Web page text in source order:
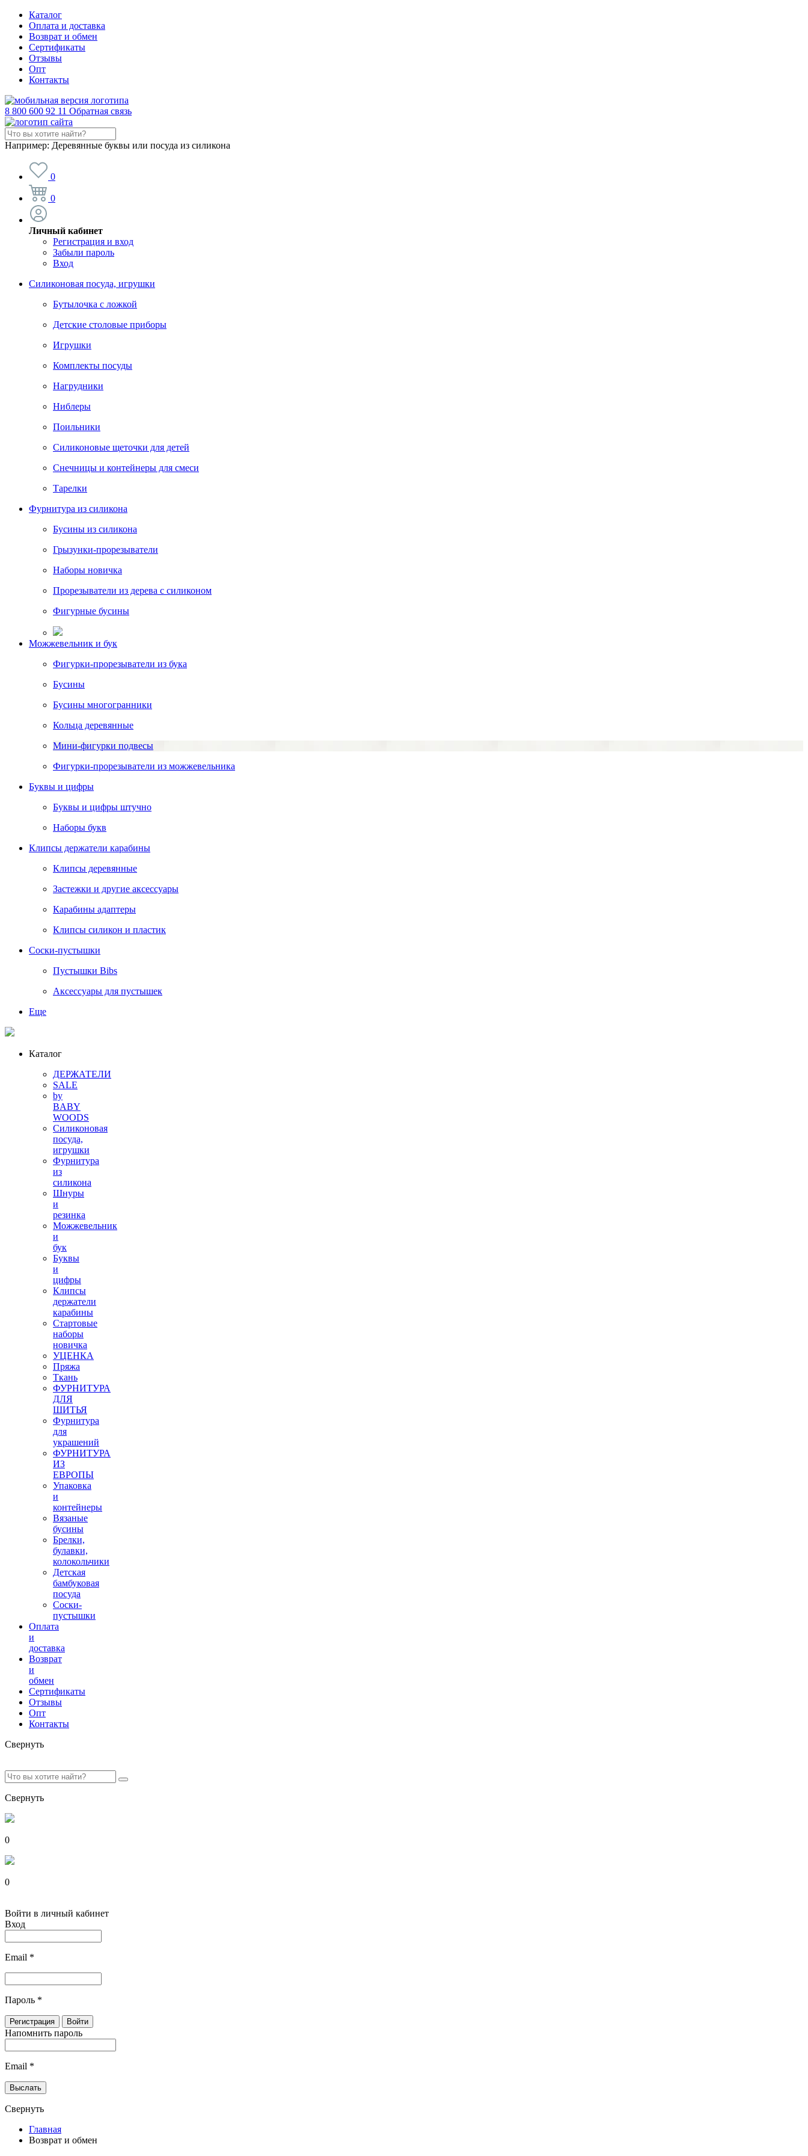
Каталог
Оплата и доставка
Возврат и обмен
Сертификаты
Отзывы
Опт
Контакты
8 800 600 92 11 Обратная связь
Например: Деревянные буквы или посуда из силикона
0
0
Личный кабинет
Регистрация и вход
Забыли пароль
Вход
Силиконовая посуда, игрушки
Бутылочка с ложкой
Детские столовые приборы
Игрушки
Комплекты посуды
Нагрудники
Ниблеры
Поильники
Силиконовые щеточки для детей
Снечницы и контейнеры для смеси
Тарелки
Фурнитура из силикона
Бусины из силикона
Грызунки-прорезыватели
Наборы новичка
Прорезыватели из дерева с силиконом
Фигурные бусины
Можжевельник и бук
Фигурки-прорезыватели из бука
Бусины
Бусины многогранники
Кольца деревянные
Мини-фигурки подвесы
Фигурки-прорезыватели из можжевельника
Буквы и цифры
Буквы и цифры штучно
Наборы букв
Клипсы держатели карабины
Клипсы деревянные
Застежки и другие аксессуары
Карабины адаптеры
Клипсы силикон и пластик
Соски-пустышки
Пустышки Bibs
Аксессуары для пустышек
Еще
Каталог
ДЕРЖАТЕЛИ
SALE
by
BABY
WOODS
Силиконовая
посуда,
игрушки
Фурнитура
из
силикона
Шнуры
и
резинка
Можжевельник
и
бук
Буквы
и
цифры
Клипсы
держатели
карабины
Стартовые
наборы
новичка
УЦЕНКА
Пряжа
Ткань
ФУРНИТУРА
ДЛЯ
ШИТЬЯ
Фурнитура
для
украшений
ФУРНИТУРА
ИЗ
ЕВРОПЫ
Упаковка
и
контейнеры
Вязаные
бусины
Брелки,
булавки,
колокольчики
Детская
бамбуковая
посуда
Соски-
пустышки
Оплата
и
доставка
Возврат
и
обмен
Сертификаты
Отзывы
Опт
Контакты
Свернуть
Свернуть
0
0
Войти в личный кабинет
Вход
Email *
Пароль *
Напомнить пароль
Email *
Свернуть
Главная
Возврат и обмен